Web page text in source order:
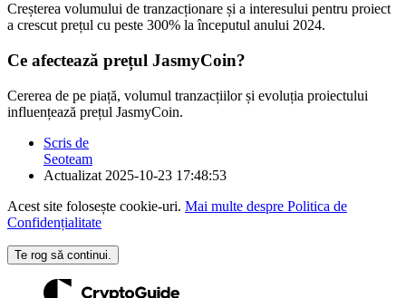
Creșterea volumului de tranzacționare și a interesului pentru proiect
a crescut prețul cu peste 300% la începutul anului 2024.
Ce afectează prețul JasmyCoin?
Cererea de pe piață, volumul tranzacțiilor și evoluția proiectului
influențează prețul JasmyCoin.
Scris de
Seoteam
Actualizat 2025-10-23 17:48:53
Acest site folosește cookie-uri. Mai multe despre Politica de
Confidențialitate
Te rog să continui.